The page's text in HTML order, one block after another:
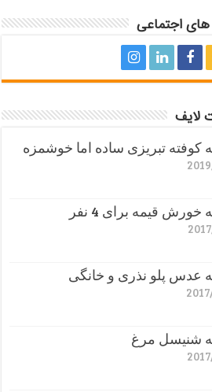
اجتماعی
لایف
کوفته تبریزی ساده اما خوشمزه
قیمه برای 4 نفر
عدس پلو نذری و خانگی
شنیسل مرغ